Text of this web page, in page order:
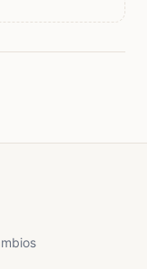
y por